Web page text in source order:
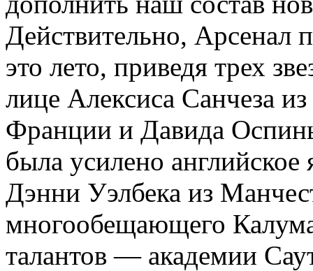
Действительно, Арсенал
это лето, приведя трех
лице Алексиса Санчеза
Франции и Давида
была усилено
Дэнни Уэлбека из
многообещающего
талантов — академии